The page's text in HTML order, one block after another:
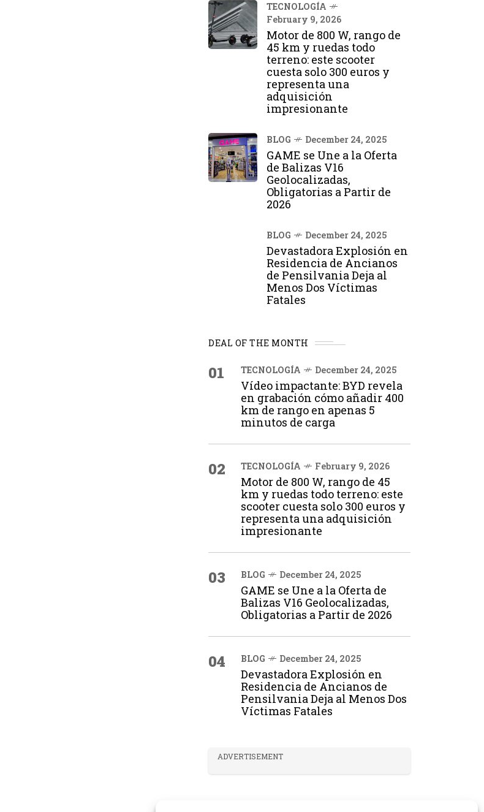
TECNOLOGÍA
February 9, 2026
Motor de 800 W, rango de
45 km y ruedas todo
terreno: este scooter
cuesta solo 300 euros y
representa una
adquisición
impresionante
BLOG December 24, 2025
GAME se Une a la Oferta
de Balizas V16
Geolocalizadas,
Obligatorias a Partir de
2026
BLOG December 24, 2025
Devastadora Explosión en
Residencia de Ancianos
de Pensilvania Deja al
Menos Dos Víctimas
Fatales
DEAL OF THE MONTH
01 TECNOLOGÍA December 24, 2025
Vídeo impactante: BYD revela
en grabación cómo añadir 400
km de rango en apenas 5
minutos de carga
02 TECNOLOGÍA February 9, 2026
Motor de 800 W, rango de 45
km y ruedas todo terreno: este
scooter cuesta solo 300 euros y
representa una adquisición
impresionante
03 BLOG December 24, 2025
GAME se Une a la Oferta de
Balizas V16 Geolocalizadas,
Obligatorias a Partir de 2026
04 BLOG December 24, 2025
Devastadora Explosión en
Residencia de Ancianos de
Pensilvania Deja al Menos Dos
Víctimas Fatales
ADVERTISEMENT